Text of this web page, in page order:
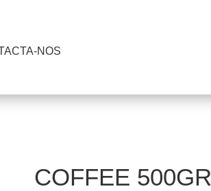
NOS
COFFEE 500GR